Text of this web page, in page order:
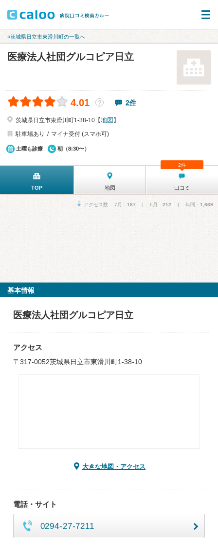
«茨城県日立市東滑川町の一覧へ
医療法人社団グルコピア日立
4.01 ？ 2件
茨城県日立市東滑川町1-38-10【地図 】
駐車場あり
マイナ受付 (スマホ可)
土曜も診療 朝（8:30〜）
TOP 地図 口コミ
2件
アクセス数 7月： 187 | 6月： 212 | 年間： 1,669
基本情報
医療法人社団グルコピア日立
アクセス
〒317-0052茨城県日立市東滑川町1-38-10
大きな地図・アクセス
電話・サイト
0294-27-7211